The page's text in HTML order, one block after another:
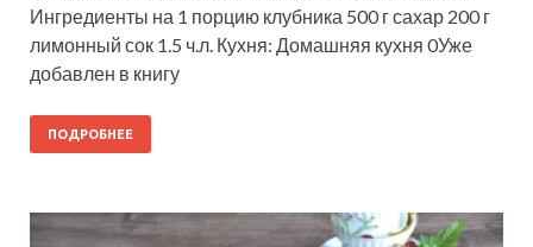
Ингредиенты на 1 порцию клубника 500 г сахар 200 г
лимонный сок 1.5 ч.л. Кухня: Домашняя кухня 0Уже
добавлен в книгу
ПОДРОБНЕЕ